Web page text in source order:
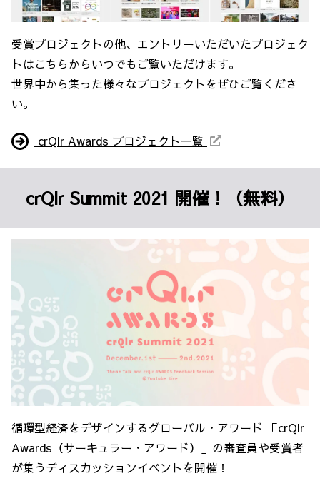
受賞プロジェクトの他、エントリーいただいたプロジェク
トはこちらからいつでもご覧いただけます。
世界中から集った様々なプロジェクトをぜひご覧くださ
い。
crQlr Awards プロジェクト一覧
crQlr Summit 2021 開催！（無料）
循環型経済をデザインするグローバル・アワード 「crQlr
Awards（サーキュラー・アワード）」の審査員や受賞者
が集うディスカッションイベントを開催！